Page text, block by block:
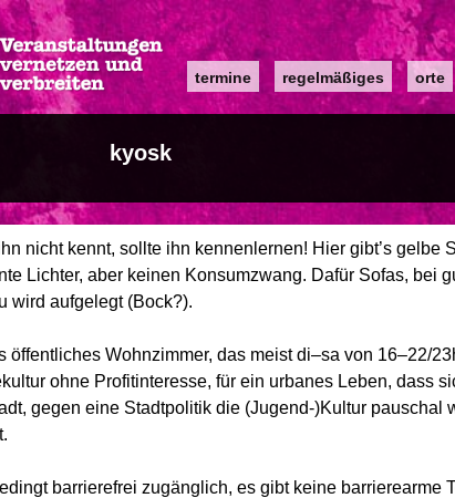
Main
navigation
termine regelmäßiges orte
kyosk
nicht kennt, sollte ihn kennenlernen! Hier gibt’s gelbe
Lichter, aber keinen Konsumzwang. Dafür Sofas, bei
wird aufgelegt (Bock?).
Wohnzimmer, das meist di–sa von 16–22/
ohne Profitinteresse, für ein urbanes Leben, dass
gegen eine Stadtpolitik die (Jugend-)Kultur pauschal
barrierefrei zugänglich, es gibt keine barrierearme